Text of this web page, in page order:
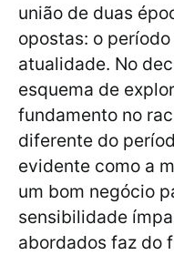
união de duas
opostas: o
atualidade. No
esquema de
fundamento no
diferente do
evidente como a
um bom negócio
sensibilidade
abordados faz do